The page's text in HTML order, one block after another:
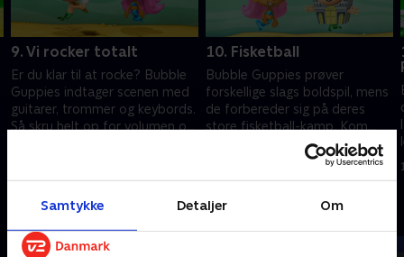
Samtykke Detaljer Om
9. Vi rocker totalt
Er du klar til at rocke? Bubble
Guppies indtager scenen med
guitarer, trommer og keybords.
Så skru helt op for volumen og
10. Fisketball
Bubble Guppies prøver
forskellige slags boldspil, mens
de forbereder sig på deres
store fisketball-kamp. Kom
med Guppie-holdet og hjælp
dem med at øve sig.
Andre så også